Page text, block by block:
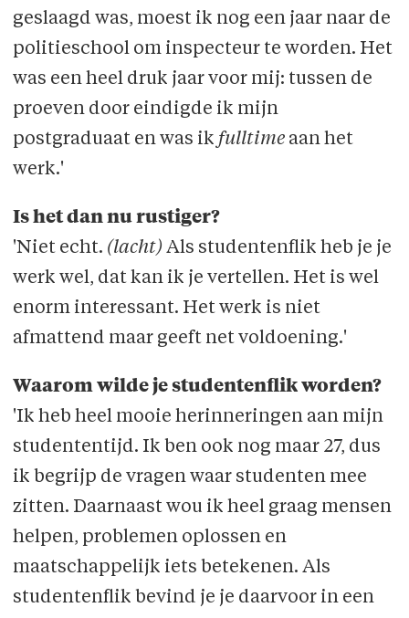
geslaagd was, moest ik nog een jaar naar de
politieschool om inspecteur te worden. Het
was een heel druk jaar voor mij: tussen de
proeven door eindigde ik mijn
postgraduaat en was ik fulltimeaan het
werk.'
Is het dan nu rustiger?
'Niet echt. (lacht) Als studentenflik heb je je
werk wel, dat kan ik je vertellen. Het is wel
enorm interessant. Het werk is niet
afmattend maar geeft net voldoening.'
Waarom wilde je studentenflik worden?
'Ik heb heel mooie herinneringen aan mijn
studententijd. Ik ben ook nog maar 27, dus
ik begrijp de vragen waar studenten mee
zitten. Daarnaast wou ik heel graag mensen
helpen, problemen oplossen en
maatschappelijk iets betekenen. Als
studentenflik bevind je je daarvoor in een